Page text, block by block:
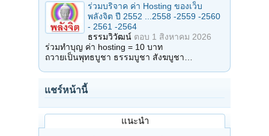
ร่วมบริจาค ค่า Hosting ของเว็บ
พลังจิต ปี 2552 ...2558 -2559 -2560
- 2561 -2564
ธรรมวิวัฒน์ ตอบ 1 สิงหาคม 2026
ร่วมทำบุญ ค่า hosting = 10 บาท
ถวายเป็นพุทธบูชา ธรรมบูชา สังฆบูชา…
แชร์หน้านี้
แนะนำ